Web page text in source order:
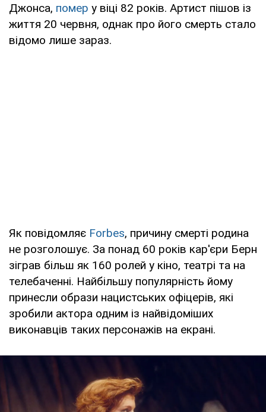
Джонса, помер у віці 82 років. Артист пішов із
життя 20 червня, однак про його смерть стало
відомо лише зараз.
Як повідомляє Forbes, причину смерті родина
не розголошує. За понад 60 років кар'єри Берн
зіграв більш як 160 ролей у кіно, театрі та на
телебаченні. Найбільшу популярність йому
принесли образи нацистських офіцерів, які
зробили актора одним із найвідоміших
виконавців таких персонажів на екрані.